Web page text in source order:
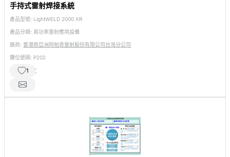
手持式雷射焊接系統
產品型號: LightWELD 2000 XR
產品分類: 高功率雷射應用設備
廠商: 香港商亞洲阿帕奇雷射股份有限公司台灣分公司
攤位號碼: P202
相關產品: 7
1